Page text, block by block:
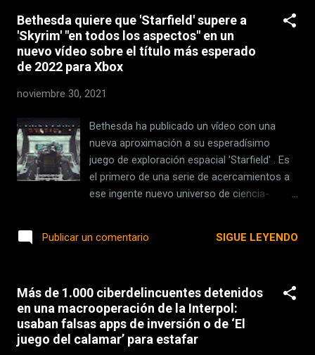
tamaño microscópico se han desarrollado
por su potencial para estudios dentro del
propio cuerpo humano (endoscopia,
imágenes cerebrales, etc.) y permitir "ver" a
los robots de diagnóstico más pequeños.
propias limitaciones físicas, eran bastante
pobres. "Si bien existen sensores con píxeles
submicrónicos, las limitaciones
fundamentales de la óptica convencional
han prohibido una mayor miniaturización".
superado los obstáculos que había hasta la
Bethesda quiere que 'Starfield' supere a
'Skyrim' "en todos los aspectos" en un
nuevo vídeo sobre el título más esperado
de 2022 para Xbox
noviembre 30, 2021
Bethesda ha publicado un vídeo con una
nueva aproximación a su esperadísimo
juego de exploración espacial 'Starfield' . Es
el primero de una serie de acercamientos a
ese ingente nuevo universo de ciencia-
S, y que estará disponible desde el día uno
grandes éxitos anteriores de la compañía,
'Skyrim' . El director de arte del juego, Matt
Carofano, afirma que han querido que
'Starfield' supere a 'Skyrim' "en todos los
Publicar un comentario SIGUE LEYENDO
Más de 1.000 ciberdelincuentes detenidos
en una macrooperación de la Interpol:
usaban falsas apps de inversión o de ‘El
juego del calamar’ para estafar